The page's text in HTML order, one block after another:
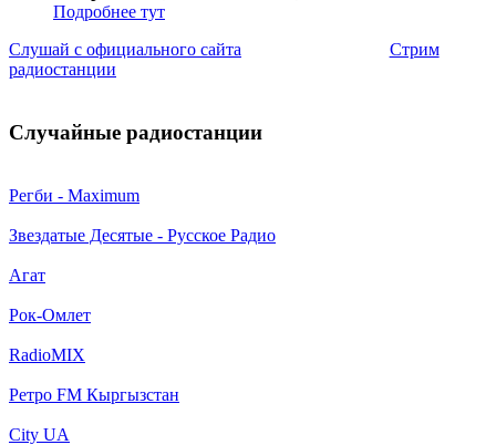
Подробнее тут
Слушай с официального сайта
Стрим
радиостанции
Случайные радиостанции
Регби - Maximum
Звездатые Десятые - Русское Радио
Aгат
Рок-Омлет
RadioMIX
Ретро FM Кыргызстан
City UA